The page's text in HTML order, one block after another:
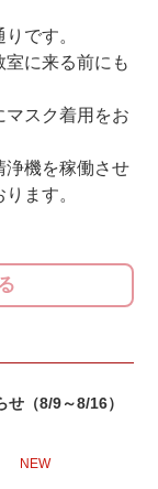
です。
に来る前にも
スク着用をお
機を稼働させ
ます。
せ（8/9～8/16）
NEW